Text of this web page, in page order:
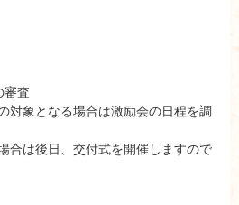
査
対象となる場合は激励会の日程を調
合は後日、交付式を開催しますので